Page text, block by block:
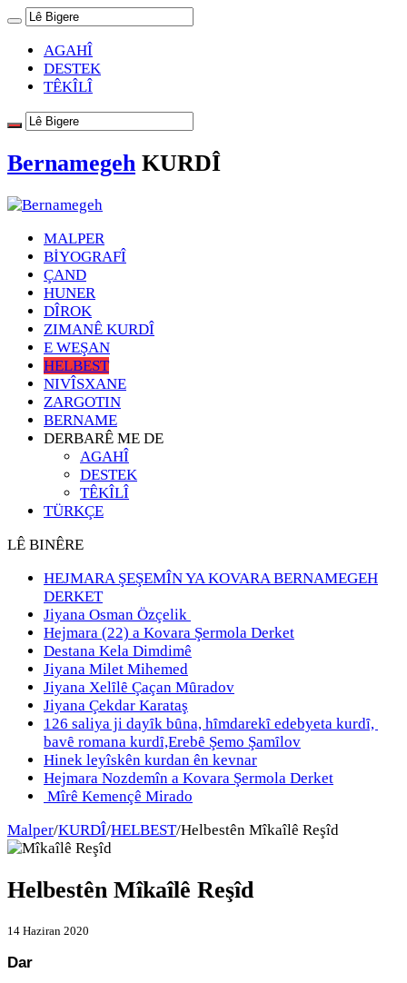
AGAHÎ
DESTEK
TÊKÎLÎ
Bernamegeh KURDÎ
MALPER
BİYOGRAFÎ
ÇAND
HUNER
DÎROK
ZIMANÊ KURDÎ
E WEŞAN
HELBEST
NIVÎSXANE
ZARGOTIN
BERNAME
DERBARÊ ME DE
AGAHÎ
DESTEK
TÊKÎLÎ
TÜRKÇE
LÊ BINÊRE
HEJMARA ŞEŞEMÎN YA KOVARA BERNAMEGEH
DERKET
Jiyana Osman Özçelik
Hejmara (22) a Kovara Şermola Derket
Destana Kela Dimdimê
Jiyana Milet Mihemed
Jiyana Xelȋlȇ Çaçan Mȗradov
Jiyana Çekdar Karataş
126 saliya ji dayȋk bȗna, hȋmdarekȋ edebyeta kurdȋ,
bavȇ romana kurdȋ,Erebȇ Şemo Şamȋlov
Hinek leyîskên kurdan ên kevnar
Hejmara Nozdemîn a Kovara Şermola Derket
Mîrê Kemençê Mirado
Malper/KURDÎ/HELBEST/Helbestên Mîkaîlê Reşîd
Helbestên Mîkaîlê Reşîd
14 Haziran 2020
Dar